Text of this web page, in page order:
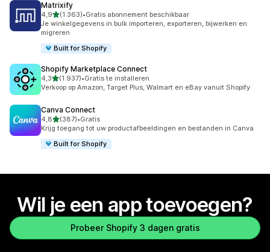
Matrixify
4,9van 5 sterren
(1.363)
1363 recensies in totaal
•Gratis abonnement beschikbaar
Je winkelgegevens in bulk importeren, exporteren, bijwerken en
migreren
Built for Shopify
Shopify Marketplace Connect
4,3van 5 sterren
(1.937)
1937 recensies in totaal
•Gratis te installeren
Verkoop op Amazon, Target Plus, Walmart en eBay vanuit Shopify
Canva Connect
4,8van 5 sterren
(387)
387 recensies in totaal
•Gratis
Krijg toegang tot uw productafbeeldingen en bestanden in Canva
Built for Shopify
Wil je een app toevoegen?
Probeer Shopify 3 dagen gratis